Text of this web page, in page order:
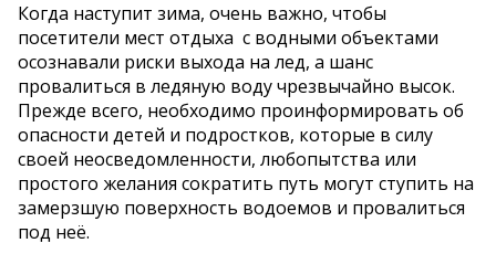
Когда наступит зима, очень важно, чтобы
посетители мест отдыха с водными объектами
осознавали риски выхода на лед, а шанс
провалиться в ледяную воду чрезвычайно высок.
Прежде всего, необходимо проинформировать об
опасности детей и подростков, которые в силу
своей неосведомленности, любопытства или
простого желания сократить путь могут ступить на
замерзшую поверхность водоемов и провалиться
под неё.